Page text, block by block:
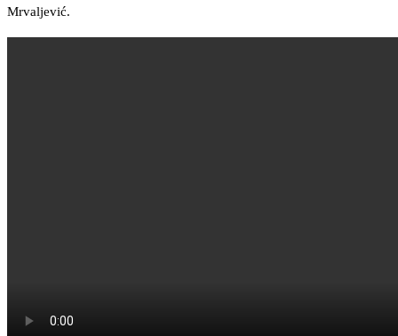
Mrvaljević.